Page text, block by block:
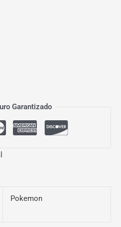
Garantizado
Pokemon